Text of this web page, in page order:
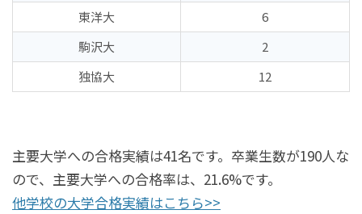
東洋大
6
駒沢大
2
独協大
12
主要大学への合格実績は41名です。卒業生数が190人な
ので、主要大学への合格率は、21.6%です。
他学校の大学合格実績はこちら>>